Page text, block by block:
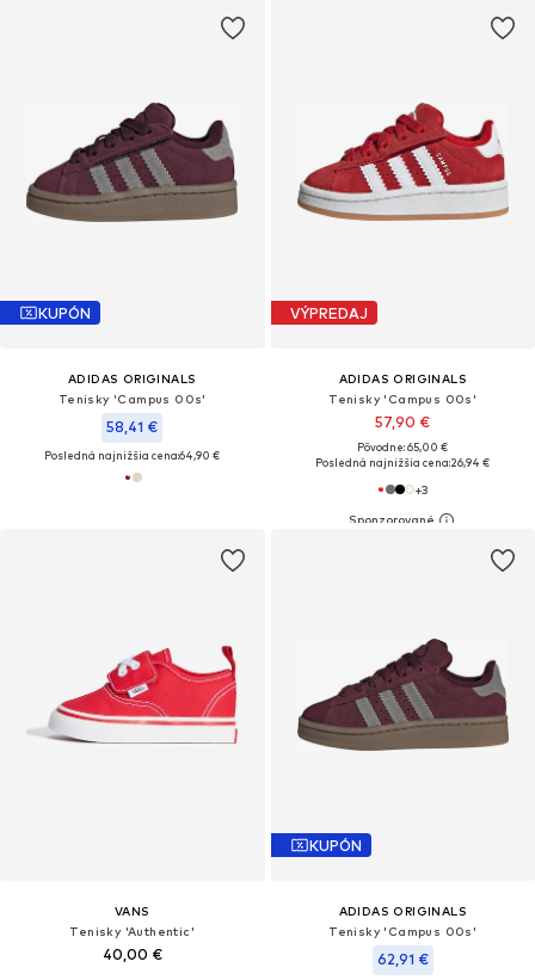
KUPÓN
ADIDAS ORIGINALS
Tenisky 'Campus 00s'
58,41 €
Posledná najnižšia cena:64,90 €
VÝPREDAJ
ADIDAS ORIGINALS
Tenisky 'Campus 00s'
57,90 €
Pôvodne: 65,00 €
Posledná najnižšia cena:26,94 €
+3
VANS
Tenisky 'Authentic'
40,00 €
KUPÓN
ADIDAS ORIGINALS
Tenisky 'Campus 00s'
62,91 €